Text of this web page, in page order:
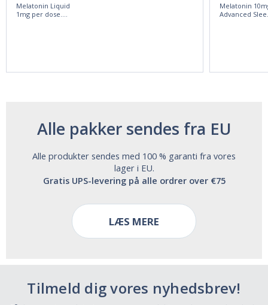
Melatonin Liquid
1mg per dose.
Melatonin
Advanced
Alle pakker sendes fra EU
Alle produkter sendes med 100 % garanti fra vores
lager i EU.
Gratis UPS-levering på alle ordrer over €75
LÆS MERE
Tilmeld dig vores nyhedsbrev!